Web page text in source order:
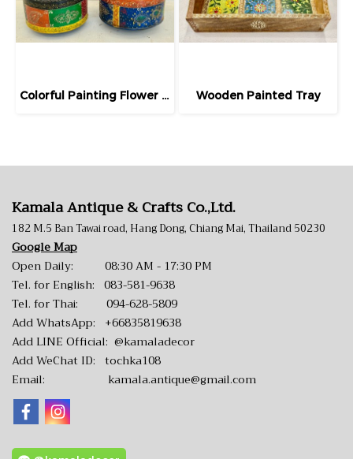
Colorful Painting Flower Vase for Home Decor Wooden Painted Tray
Kamala Antique & Crafts Co.,Ltd.
182 M.5 Ban Tawai road, Hang Dong, Chiang Mai, Thailand 50230
Google Map
Open Daily: 08:30 AM - 17:30 PM
Tel. for English: 083-581-9638
Tel. for Thai: 094-628-5809
Add WhatsApp: +66835819638
Add LINE Official: @kamaladecor
Add WeChat ID: tochka108
Email: kamala.antique@gmail.com